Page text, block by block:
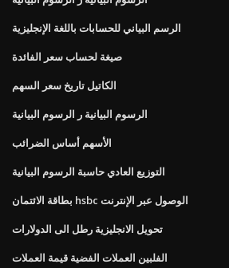
الرسم البياني للحسابات باللغة الإنجليزية
صيغة لحساب سعر الفائدة
الكاتيل تاريخ سعر السهم
الرسوم البيانية ر الرسوم البيانية
الأسهم أساس الضرائب
التوزيع العادي حاسبة الرسوم البيانية
بطاقة الائتمان hsbc الوصول عبر الإنترنت
تحويل الانجليزية رطل الى الدولارات
الفلبين العملات الفضية قيمة العملات